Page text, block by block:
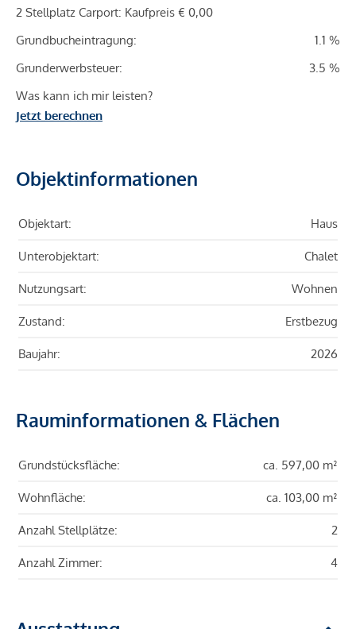
2 Stellplatz Carport: Kaufpreis € 0,00
Grundbucheintragung:
1.1 %
Grunderwerbsteuer:
3.5 %
Was kann ich mir leisten?
Jetzt berechnen
Objektinformationen
Objektart: Haus
Unterobjektart: Chalet
Nutzungsart: Wohnen
Zustand: Erstbezug
Baujahr: 2026
Rauminformationen & Flächen
Grundstücksfläche: ca. 597,00 m²
Wohnfläche: ca. 103,00 m²
Anzahl Stellplätze: 2
Anzahl Zimmer: 4